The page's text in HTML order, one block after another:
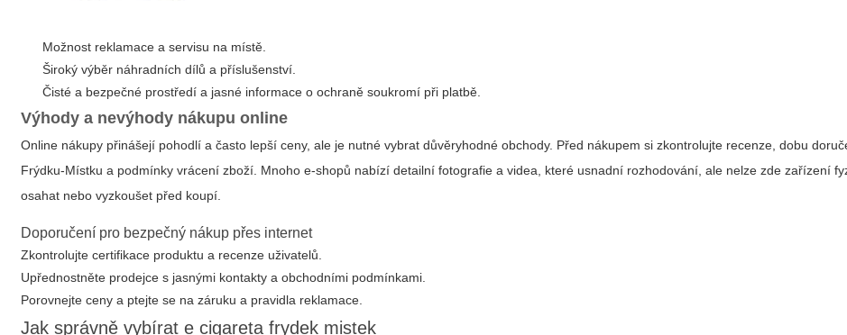
Možnost reklamace a servisu na místě.
Široký výběr náhradních dílů a příslušenství.
Čisté a bezpečné prostředí a jasné informace o ochraně soukromí při platbě.
Výhody a nevýhody nákupu online
Online nákupy přinášejí pohodlí a často lepší ceny, ale je nutné vybrat důvěryhodné obchody. Před nákupem si zkontrolujte recenze, dobu
Frýdku-Místku a podmínky vrácení zboží. Mnoho e-shopů nabízí detailní fotografie a videa, které usnadní rozhodování, ale nelze zde zařízení
osahat nebo vyzkoušet před koupí.
Doporučení pro bezpečný nákup přes internet
Zkontrolujte certifikace produktu a recenze uživatelů.
Upřednostněte prodejce s jasnými kontakty a obchodními podmínkami.
Porovnejte ceny a ptejte se na záruku a pravidla reklamace.
Jak správně vybírate cigareta frydek mistek